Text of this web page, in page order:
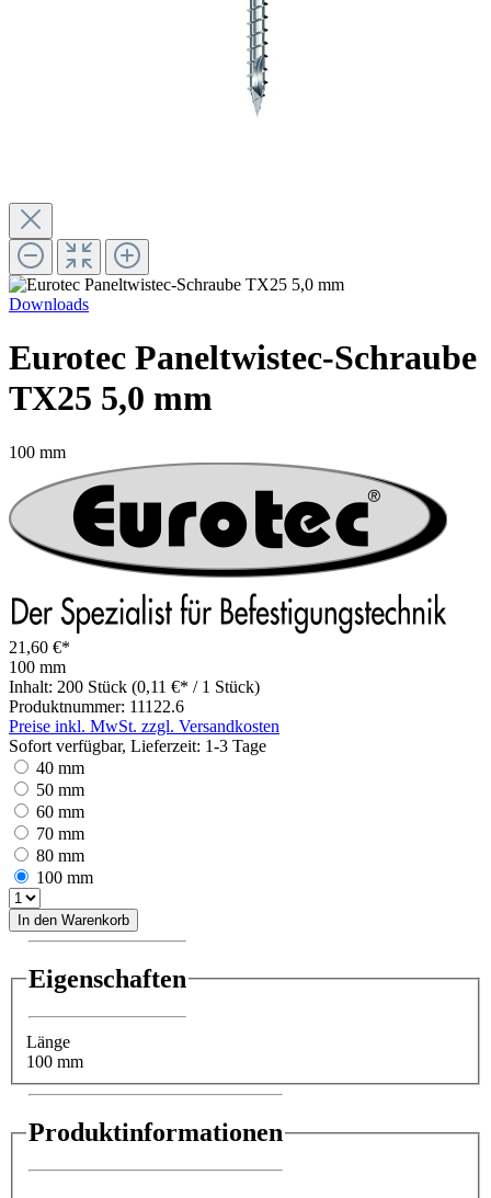
Downloads
Eurotec Paneltwistec-Schraube
TX25 5,0 mm
100 mm
21,60 €*
100 mm
Inhalt: 200 Stück (0,11 €* / 1 Stück)
Produktnummer: 11122.6
Preise inkl. MwSt. zzgl. Versandkosten
Sofort verfügbar, Lieferzeit: 1-3 Tage
40 mm
50 mm
60 mm
70 mm
80 mm
100 mm
In den Warenkorb
Eigenschaften
Länge
100 mm
Produktinformationen